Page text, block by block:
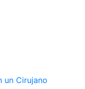
un Cirujano